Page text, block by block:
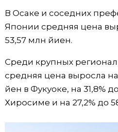
Жизнь
Технологии
В Осаке и соседних
Японии средняя цена
53,57 млн й​иен.
Среди крупных
средняя цена выросла
йен в Фукуоке, на 31,8%
Хиросиме и на 27,2% до